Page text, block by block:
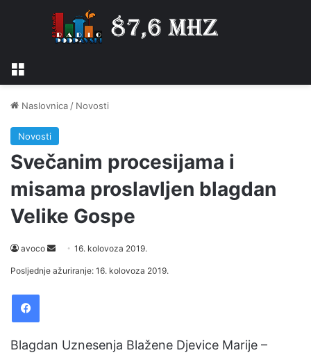
Izbornik
Naslovnica / Novosti
Novosti
Svečanim procesijama i
misama proslavljen blagdan
Velike Gospe
avoco
Send
an
16. kolovoza 2019.
Posljednje ažuriranje: 16. kolovoza 2019.
Facebook
Blagdan Uznesenja Blažene Djevice Marije –